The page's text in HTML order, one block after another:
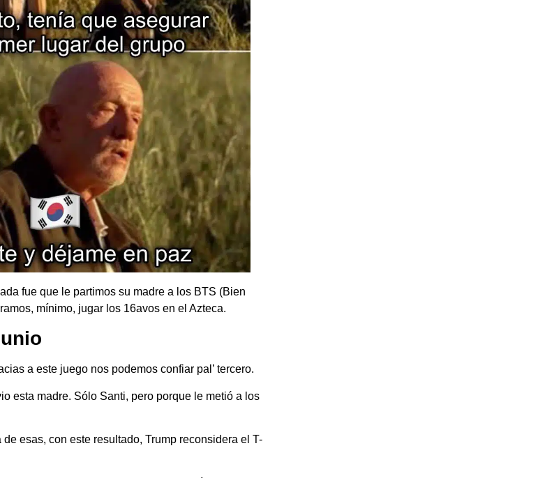
fue que le partimos su madre a los BTS (Bien
mínimo, jugar los 16avos en el Azteca.
a este juego nos podemos confiar pal’ tercero.
esta madre. Sólo Santi, pero porque le metió a los
de esas, con este resultado, Trump reconsidera el T-